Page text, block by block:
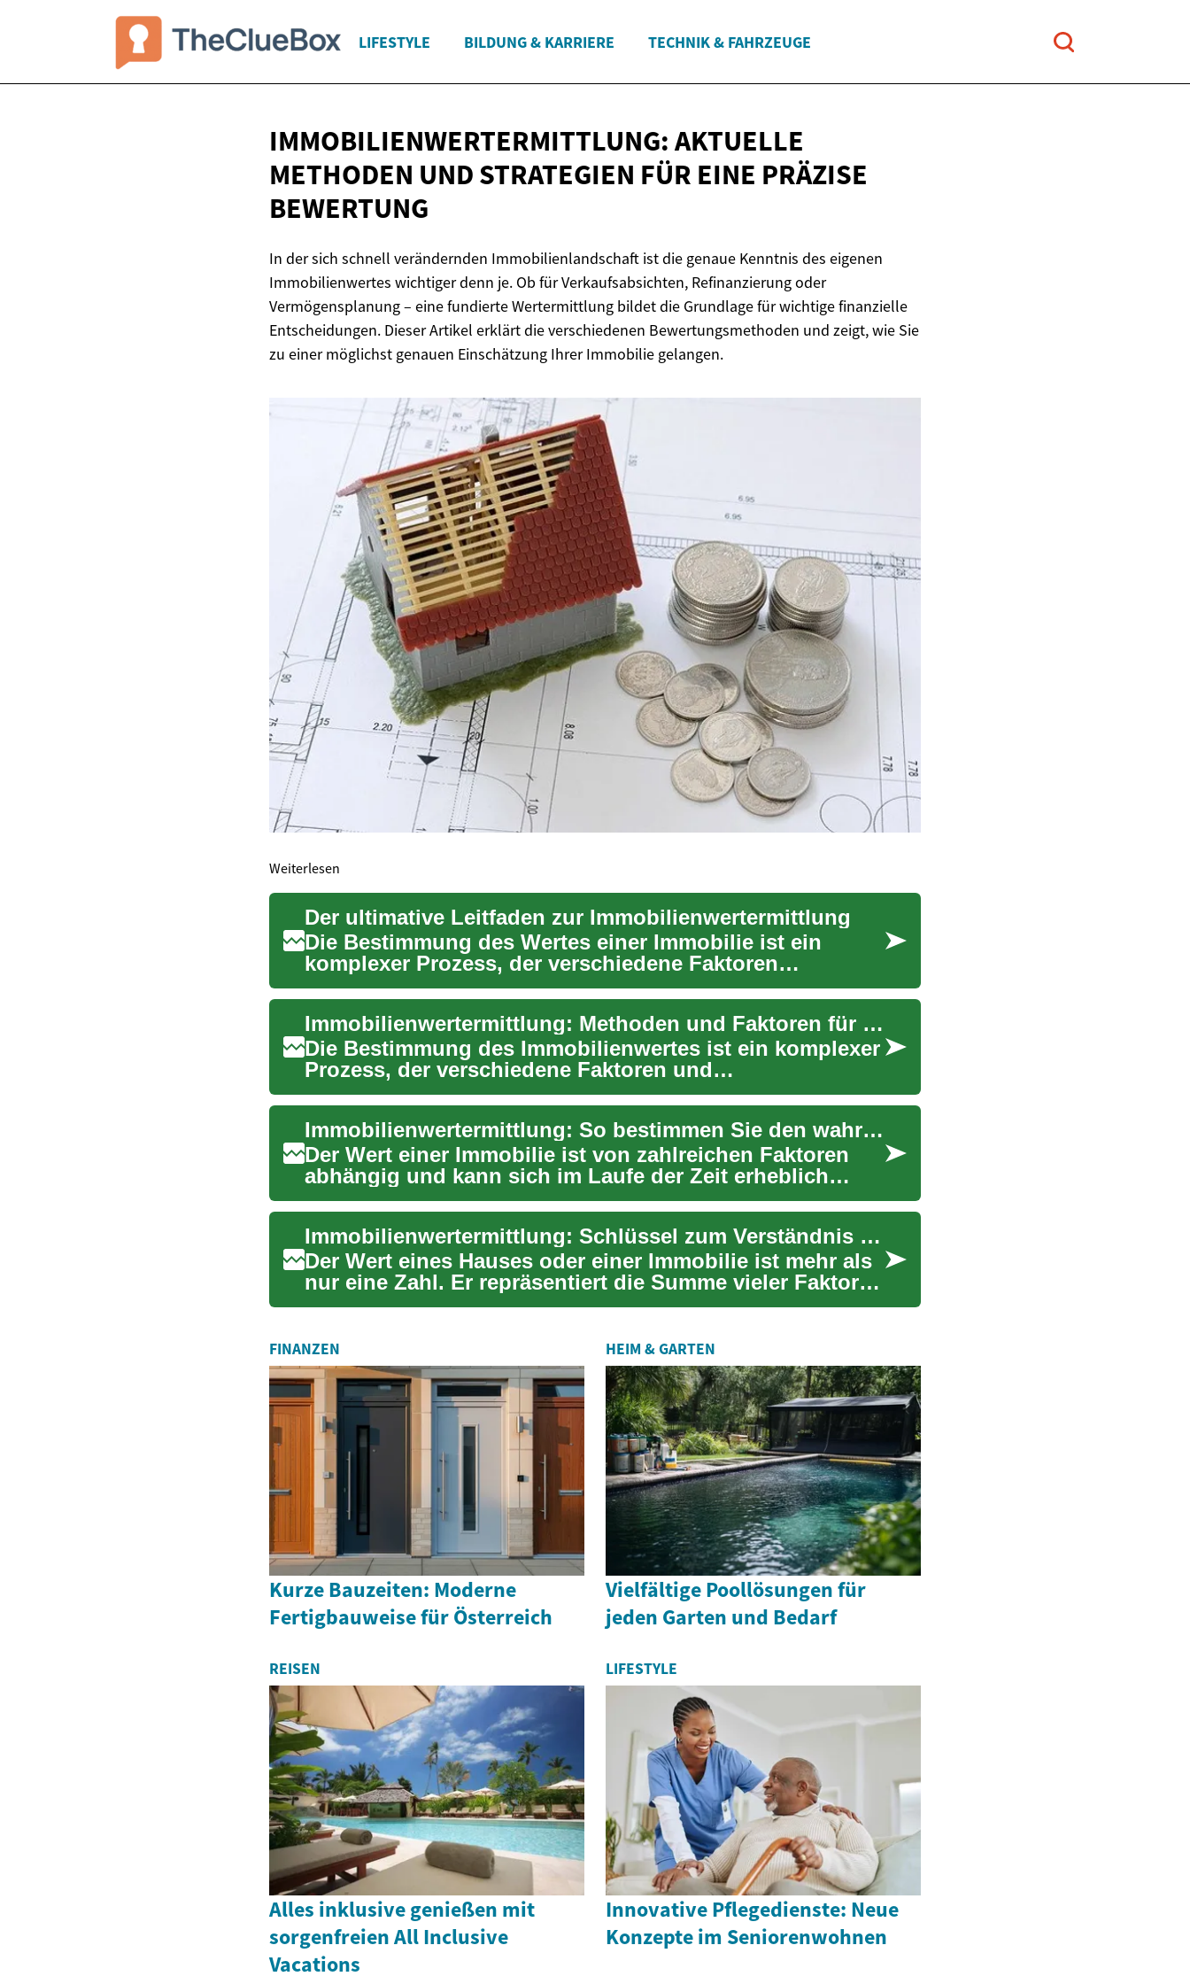
LIFESTYLE BILDUNG & KARRIERE TECHNIK & FAHRZEUGE
IMMOBILIENWERTERMITTLUNG: AKTUELLE
METHODEN UND STRATEGIEN FÜR EINE PRÄZISE
BEWERTUNG
In der sich schnell verändernden Immobilienlandschaft ist die genaue Kenntnis des eigenen
Immobilienwertes wichtiger denn je. Ob für Verkaufsabsichten, Refinanzierung oder
Vermögensplanung – eine fundierte Wertermittlung bildet die Grundlage für wichtige finanzielle
Entscheidungen. Dieser Artikel erklärt die verschiedenen Bewertungsmethoden und zeigt, wie Sie
zu einer möglichst genauen Einschätzung Ihrer Immobilie gelangen.
Weiterlesen
Der ultimative Leitfaden zur Immobilienwertermittlung
Die Bestimmung des Wertes einer Immobilie ist ein
komplexer Prozess, der verschiedene Faktoren
berücksichtigt und sow...
Immobilienwertermittlung: Methoden und Faktoren für eine präzise Bewertung
Die Bestimmung des Immobilienwertes ist ein komplexer
Prozess, der verschiedene Faktoren und
Bewertungsmethoden berüc...
Immobilienwertermittlung: So bestimmen Sie den wahren Wert Ihrer Immobilie
Der Wert einer Immobilie ist von zahlreichen Faktoren
abhängig und kann sich im Laufe der Zeit erheblich
verändern. E...
Immobilienwertermittlung: Schlüssel zum Verständnis Ihres Eigenheims
Der Wert eines Hauses oder einer Immobilie ist mehr als
nur eine Zahl. Er repräsentiert die Summe vieler Faktoren
und...
FINANZEN
Kurze Bauzeiten: Moderne
Fertigbauweise für Österreich
HEIM & GARTEN
Vielfältige Poollösungen für
jeden Garten und Bedarf
REISEN
Alles inklusive genießen mit
sorgenfreien All Inclusive
Vacations
LIFESTYLE
Innovative Pflegedienste: Neue
Konzepte im Seniorenwohnen